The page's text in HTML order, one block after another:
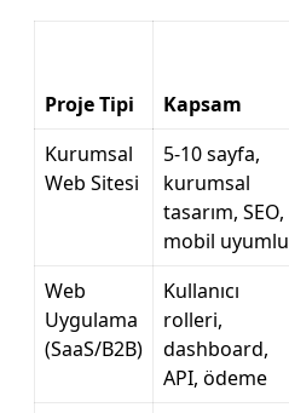
Proje Tipi Kapsam
Kurumsal
Web Sitesi
5-10 sayfa,
kurumsal
tasarım, SEO,
mobil uyumlu
Web
Uygulama
(SaaS/B2B)
Kullanıcı
rolleri,
dashboard,
API, ödeme